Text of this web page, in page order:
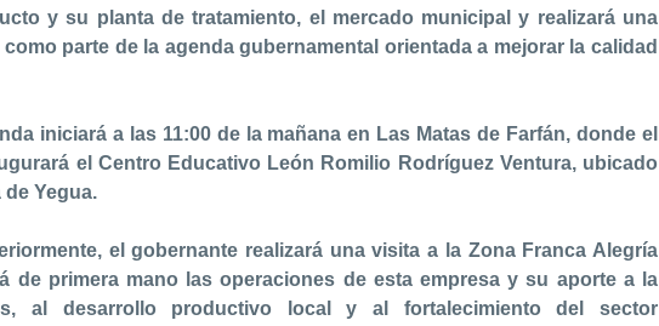
y su planta de tratamiento, el mercado municipal y realizará una
parte de la agenda gubernamental orientada a mejorar la calidad
las 11:00 de la mañana en Las Matas de Farfán, donde el
el Centro Educativo León Romilio Rodríguez Ventura, ubicado
Yegua.
realizará una visita a la Zona Franca Alegría
de primera mano las operaciones de esta empresa y su aporte a la
al desarrollo productivo local y al fortalecimiento del sector